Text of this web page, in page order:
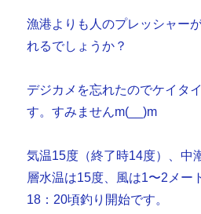
漁港よりも人のプレッシャー
れるでしょうか？
デジカメを忘れたのでケイタ
す。すみませんm(__)m
気温15度（終了時14度）、中
層水温は15度、風は1〜2メー
18：20頃釣り開始です。